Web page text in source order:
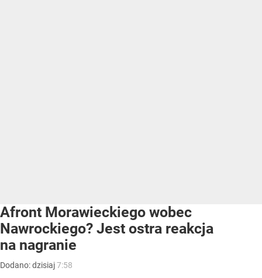
Afront Morawieckiego wobec
Nawrockiego? Jest ostra reakcja
na nagranie
Dodano:dzisiaj7:58